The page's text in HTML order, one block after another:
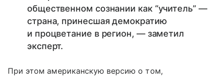
общественном сознании как “учитель” —
страна, принесшая демократию
и процветание в регион, — заметил
эксперт.
При этом американскую версию о том,